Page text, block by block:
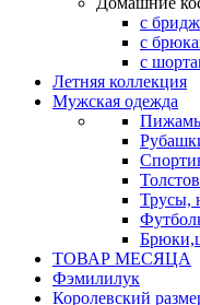
с
с
с
Летняя коллекция
Мужская одежда
Трусы,
ТОВАР МЕСЯЦА
Фэмилилук
Королевский